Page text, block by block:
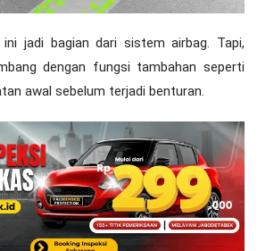
jadi bagian dari sistem airbag. Tapi,
dengan fungsi tambahan seperti
awal sebelum terjadi benturan.